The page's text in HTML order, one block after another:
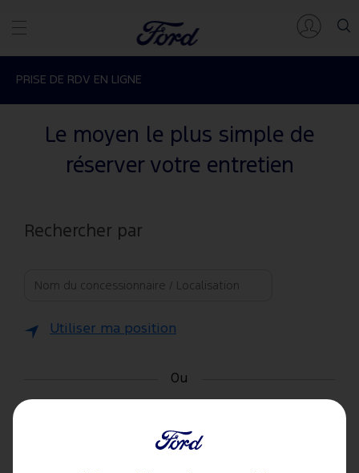
PRISE DE RDV EN LIGNE
Le moyen le plus simple de
réserver votre entretien
Rechercher par
Utiliser ma position
Ou
Se connecter / S'inscrire